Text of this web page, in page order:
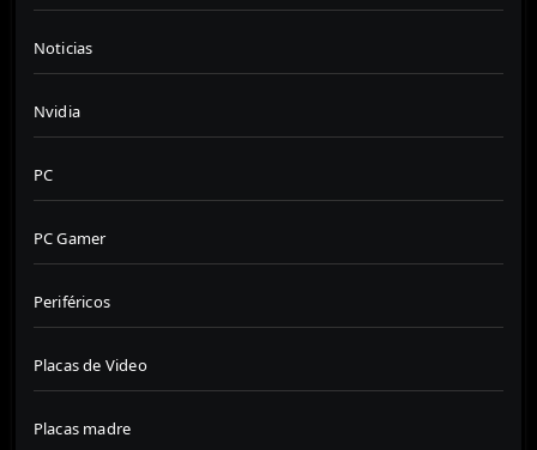
Noticias
Nvidia
PC
PC Gamer
Periféricos
Placas de Video
Placas madre